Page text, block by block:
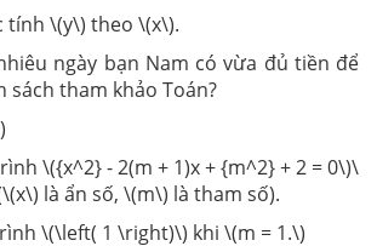
tính \(y\) theo \(x\).
ngày bạn Nam có vừa đủ tiền để
sách tham khảo Toán?
\({x^2} - 2(m + 1)x + {m^2} + 2 = 0\)\
là ẩn số, \(m\) là tham số).
\(\left( 1 \right)\) khi \(m = 1.\)